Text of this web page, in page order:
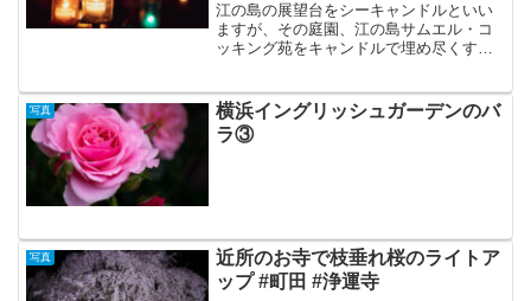
江の島の展望台をシーキャンドルといい
ますが、その庭園、江の島サムエル・コ
ッキング苑をキャンドルで埋め尽くすイ
ない暖かい光で魅力的です。ここへ行く
時は公式サイトからアソ...
写真
横浜イングリッシュガーデンのバ
ラ③
写真
近所のお寺で枝垂れ桜のライトア
ップ #町田 #浄運寺